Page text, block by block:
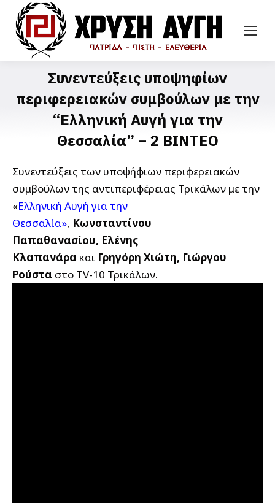
Συνεντεύξεις υποψηφίων
περιφερειακών συμβούλων με την
“Ελληνική Αυγή για την
Θεσσαλία” – 2 ΒΙΝΤΕΟ
Συνεντεύξεις των υποψήφιων περιφερειακών
συμβούλων της αντιπεριφέρειας Τρικάλων με την
«Ελληνική Αυγή για την
Θεσσαλία», Κωνσταντίνου
Παπαθανασίου, Ελένης
Κλαπανάρα και Γρηγόρη Χιώτη, Γιώργου
Ρούστα στο TV-10 Τρικάλων.